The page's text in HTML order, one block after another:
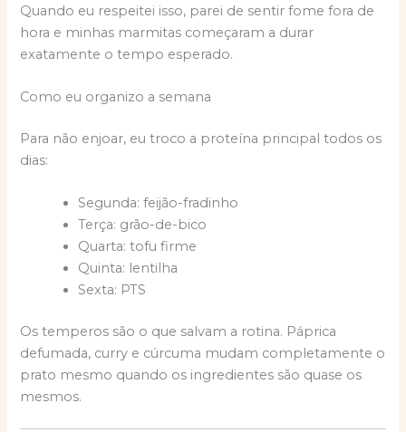
Quando eu respeitei isso, parei de sentir fome fora de
hora e minhas marmitas começaram a durar
exatamente o tempo esperado.
Como eu organizo a semana
Para não enjoar, eu troco a proteína principal todos os
dias:
Segunda: feijão-fradinho
Terça: grão-de-bico
Quarta: tofu firme
Quinta: lentilha
Sexta: PTS
Os temperos são o que salvam a rotina. Páprica
defumada, curry e cúrcuma mudam completamente o
prato mesmo quando os ingredientes são quase os
mesmos.